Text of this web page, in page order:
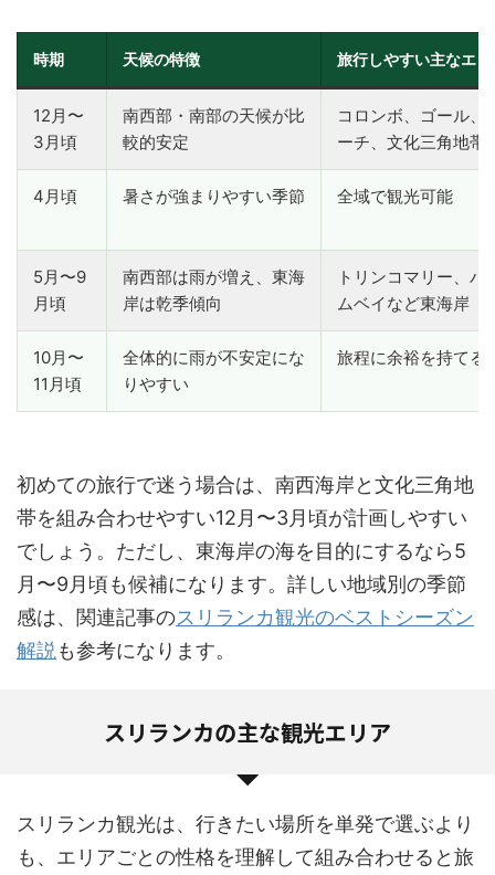
時期 天候の特徴 旅行しやすい主なエリ
12月〜
3月頃
南西部・南部の天候が比
較的安定
コロンボ、ゴール、
ーチ、文化三角地帯
4月頃 暑さが強まりやすい季節 全域で観光可能
5月〜9
月頃
南西部は雨が増え、東海
岸は乾季傾向
トリンコマリー、
ムベイなど東海岸
10月〜
11月頃
全体的に雨が不安定にな
りやすい
旅程に余裕を持てる
初めての旅行で迷う場合は、南西海岸と文化三角地
帯を組み合わせやすい12月〜3月頃が計画しやすい
でしょう。ただし、東海岸の海を目的にするなら5
月〜9月頃も候補になります。詳しい地域別の季節
感は、関連記事のスリランカ観光のベストシーズン
解説も参考になります。
スリランカの主な観光エリア
スリランカ観光は、行きたい場所を単発で選ぶより
も、エリアごとの性格を理解して組み合わせると旅